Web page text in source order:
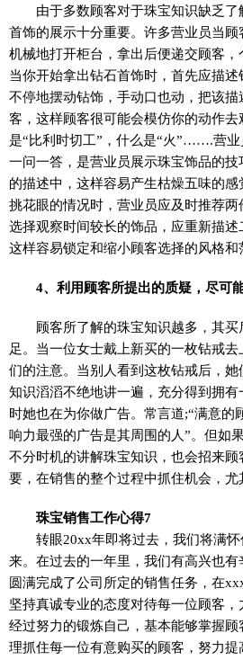
由于多数顾客对于珠宝知识缺乏
首饰的展示十分重要。许多营业员当
机械地打开柜台，拿出后便递交顾客
当你开始拿出钻石首饰时，首先应描
不停地摆动钻饰，手动口也动，把该
客，这样顾客很可能会模仿你的动作
是“比利时切工”，什么是“火”…….营业
一问一答，是营业员展示珠宝饰品的
的描述中，这样容易产生枯燥五味的
挑花眼的情况时，营业员应及时推荐
选择观察时间较长的饰品，应重新描述
这样容易锁定和缩小顾客选择的风格和
4、利用顾客所提出的质疑，尽可
顾客所了解的珠宝知识越多，其
足。当一位女士戴上新买的一枚钻戒
们的注意。当别人看到这枚钻戒后，
知识滔滔不绝地讲一遍，充分得到拥
时她也在为你做广告。常言道;“满意的
响力最强的广告是其周围的人”。但如
不分时机的讲解珠宝知识，也会招来
要，在销售的整个过程中抓住机会，尤
珠宝销售工作心得7
转眼20xx年即将过去，我们将满
来。在过去的一年里，我们有高兴也
圆满完成了公司所定的销售任务，在
坚持真诚专业的态度对待每一位顾客
经过努力的锻炼自己，基本能够掌握
理抓住每一位有意购买的顾客，努力